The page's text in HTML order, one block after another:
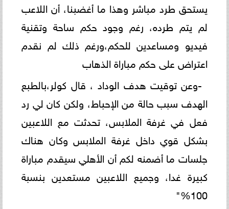
يستحق طرد مباشر وهذا ما أغضبنا، أن اللاعب
لم يتم طرده، رغم وجود حكم ساحة وتقنية
فيديو ومساعدين للحكم،ورغم ذلك لم نقدم
اعتراض على حكم مباراة الذهاب
-وعن توقيت هدف الوداد ، قال كولر،بالطبع
الهدف سبب حالة من الإحباط، ولكن كان لي رد
فعل في غرفة الملابس، تحدثت مع اللاعبين
بشكل قوي داخل غرفة الملابس وكان هناك
جلسات ما أضمنه لكم أن الأهلي سيقدم مباراة
كبيرة غدا، وجميع اللاعبين مستعدين بنسبة
100%"